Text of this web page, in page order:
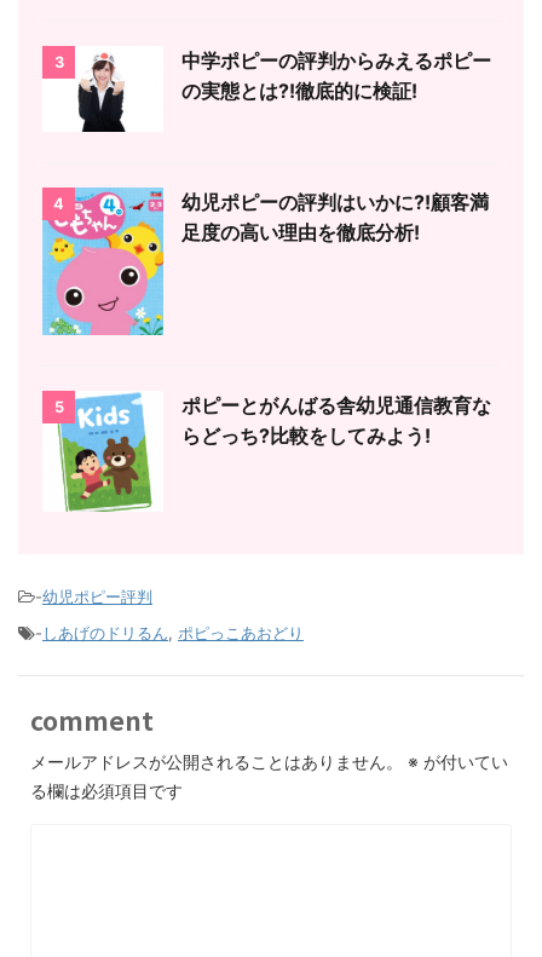
3
中学ポピーの評判からみえるポピー
の実態とは?!徹底的に検証!
4
幼児ポピーの評判はいかに?!顧客満
足度の高い理由を徹底分析!
5
ポピーとがんばる舎幼児通信教育な
らどっち?比較をしてみよう!
-幼児ポピー評判
-しあげのドリるん, ポピっこあおどり
comment
メールアドレスが公開されることはありません。 ※ が付いてい
る欄は必須項目です